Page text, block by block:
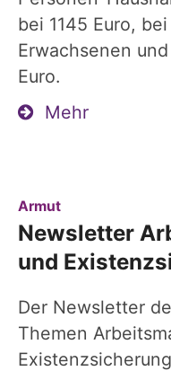
bei 1145 Euro,
Erwachsenen
Euro.
Mehr
Armut:
Newsletter
und
Der Newsletter
Themen